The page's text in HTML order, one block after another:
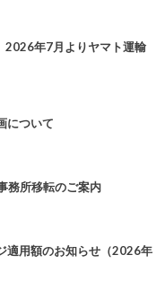
2026年7月よりヤマト運輸
について
務所移転のご案内
適用額のお知らせ（2026年